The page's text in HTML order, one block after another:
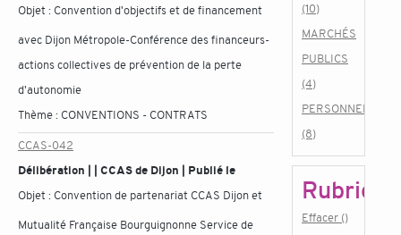
Objet : Convention d'objectifs et de financement
avec Dijon Métropole-Conférence des financeurs-
actions collectives de prévention de la perte
d'autonomie
Thème : CONVENTIONS - CONTRATS
CCAS-042
Délibération | | CCAS de Dijon | Publié le
Objet : Convention de partenariat CCAS Dijon et
Mutualité Française Bourguignonne Service de
(10)
MARCHÉS
PUBLICS
(4)
PERSONNEL
(8)
Rubrique
Effacer ()